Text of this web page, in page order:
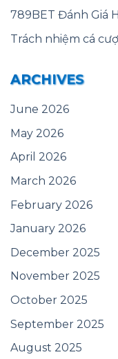
789BET Đánh Giá
Trách nhiệm cá
ARCHIVES
June 2026
May 2026
April 2026
March 2026
February 2026
January 2026
December 2025
November 2025
October 2025
September 2025
August 2025